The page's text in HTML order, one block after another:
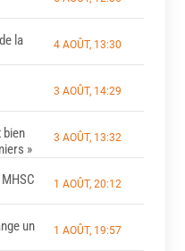
la
4 AOÛT, 13:30
3 AOÛT, 14:29
bien
»
3 AOÛT, 13:32
1 AOÛT, 20:12
un
1 AOÛT, 19:57